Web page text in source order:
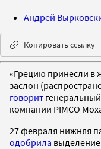
Андрей
Копировать ссылку
«Грецию принесли в
заслон
говорит
компании PIMCO
27 февраля нижняя
одобрила